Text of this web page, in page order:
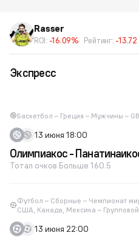
Rasser
ROI: -16.09% Рейтинг: -13.72
Экспресс
Баскетбол – Греция – Мужчины –
13 июня 18:00
Олимпиакос -
Тотал очков Больше 160.5
Футбол – Сборные – Чемпионат
США, Канада, Мексика –
13 июня 22:00